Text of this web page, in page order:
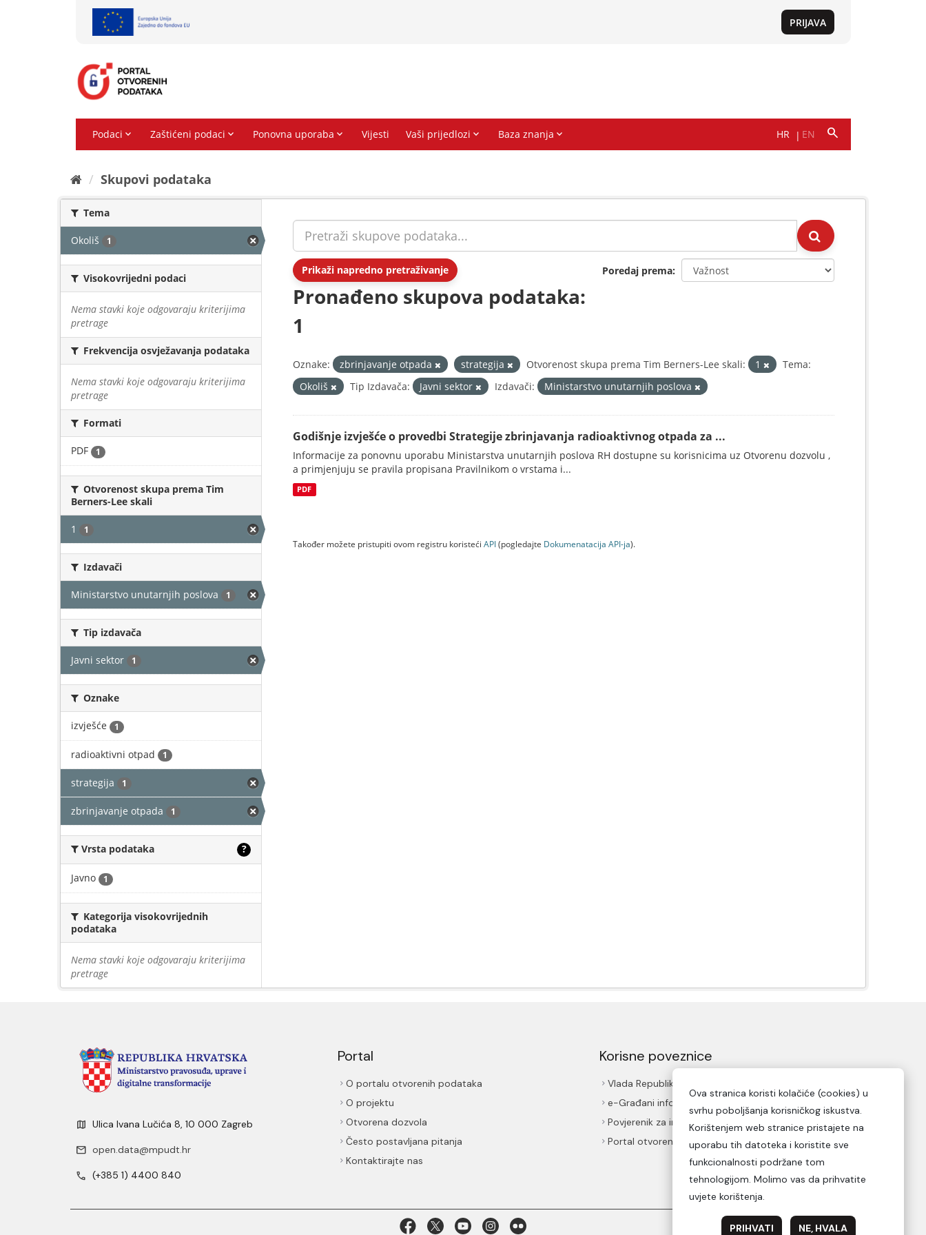
Skupovi podаtаkа
Tema
Okoliš 1
Visokovrijedni podaci
Nema stavki koje odgovaraju kriterijima
pretrage
Frekvencija osvježavanja podataka
Nema stavki koje odgovaraju kriterijima
pretrage
Formati
PDF 1
Otvorenost skupa prema Tim
Berners-Lee skali
1 1
Izdavači
Ministarstvo unutarnjih poslova 1
Tip izdavača
Javni sektor 1
Oznake
izvješće 1
radioaktivni otpad 1
strategija 1
zbrinjavanje otpada 1
Vrsta podataka ?
Javno 1
Kategorija visokovrijednih
podataka
Nema stavki koje odgovaraju kriterijima
pretrage
Prikaži napredno pretraživanje Poredaj prema
Pronađeno skupova podataka:
1
Oznake: zbrinjavanje otpada strategija Otvorenost skupa prema Tim Berners-Lee skali: 1
Tema:
Okoliš
Tip Izdavača: Javni sektor Izdavači: Ministarstvo unutarnjih poslova
Godišnje izvješće o provedbi Strategije zbrinjavanja radioaktivnog otpada za ...
Informacije za ponovnu uporabu Ministarstva unutarnjih poslova RH dostupne su korisnicima uz Otvorenu dozvolu ,
a primjenjuju se pravila propisana Pravilnikom o vrstama i...
PDF
Također možete pristupiti ovom registru koristeći API(pogledajte Dokumenаtаcijа API-jа).